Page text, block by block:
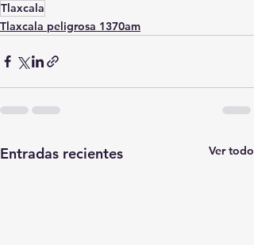
Tlaxcala
Tlaxcala peligrosa 1370am
Entradas recientes Ver todo